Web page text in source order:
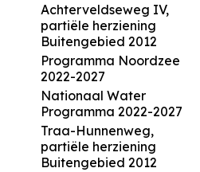
Achterveldseweg IV,
partiële herziening
Buitengebied 2012
Programma Noordzee
2022-2027
Nationaal Water
Programma 2022-2027
Traa-Hunnenweg,
partiële herziening
Buitengebied 2012